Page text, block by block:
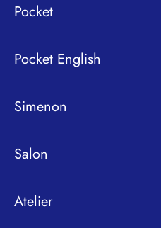
Pocket
Pocket English
Simenon
Salon
Atelier